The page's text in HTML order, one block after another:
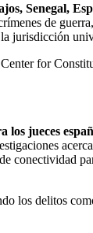
Senegal,
de
jurisdicción
for
jueces
los delitos